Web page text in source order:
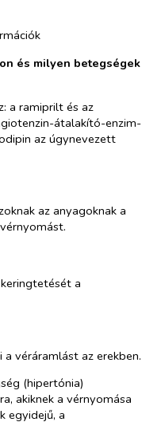
és milyen betegségek
a ramiprilt és az
átalakító-enzim-
az úgynevezett
az anyagoknak a
a
véráramlást az erekben.
(hipertónia)
akiknek a vérnyomása
egyidejű, a